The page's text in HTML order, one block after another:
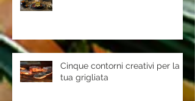
Cinque contorni creativi per la
tua grigliata